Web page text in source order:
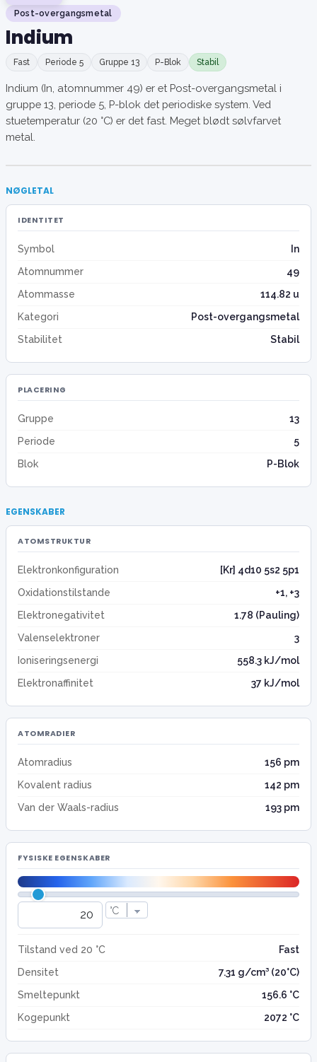
Post-overgangsmetal
Indium
Fast Periode 5 Gruppe 13 P-Blok Stabil
Indium (In, atomnummer 49) er et Post-overgangsmetal i
gruppe 13, periode 5, P-blok det periodiske system. Ved
stuetemperatur (20 °C) er det fast. Meget blødt sølvfarvet
metal.
NØGLETAL
IDENTITET
Symbol
In
Atomnummer
49
Atommasse
114.82 u
Kategori
Post-overgangsmetal
Stabilitet
Stabil
PLACERING
Gruppe
13
Periode
5
Blok
P-Blok
EGENSKABER
ATOMSTRUKTUR
Elektronkonfiguration
[Kr] 4d10 5s2 5p1
Oxidationstilstande
+1, +3
Elektronegativitet
1.78 (Pauling)
Valenselektroner
3
Ioniseringsenergi
558.3 kJ/mol
Elektronaffinitet
37 kJ/mol
ATOMRADIER
Atomradius
156 pm
Kovalent radius
142 pm
Van der Waals-radius
193 pm
FYSISKE EGENSKABER
Tilstand ved 20 °C
Fast
Densitet
7.31 g/cm³ (20°C)
Smeltepunkt
156.6 °C
Kogepunkt
2072 °C